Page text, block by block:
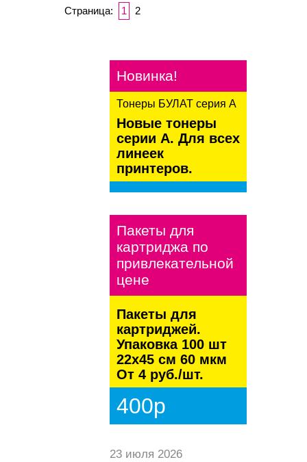
Страница: 1 2
kaspersky
Новинка!
Тонеры БУЛАТ серия А
Новые тонеры
серии А. Для всех
линеек
принтеров.
Пакеты для
картриджа по
привлекательной
цене
Пакеты для
картриджей.
Упаковка 100 шт
22х45 см 60 мкм
От 4 руб./шт.
400р
23 июля 2026